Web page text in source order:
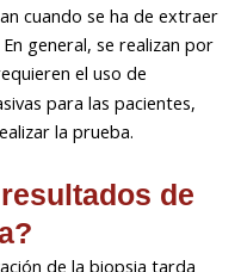
cuando se ha de extraer
general, se realizan por
el uso de
para las pacientes,
la prueba.
de
de la biopsia tarda